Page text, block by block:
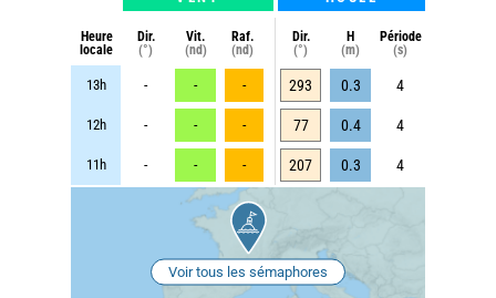
Heure
locale
Dir.
(°)
Vit.
(nd)
Raf.
(nd)
Dir.
(°)
H
(m)
Période
(s)
13h - - - 293 0.3 4
12h - - - 77 0.4 4
11h - - - 207 0.3 4
Voir tous les sémaphores